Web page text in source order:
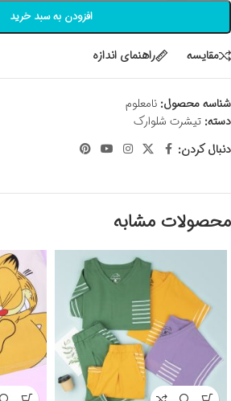
افزودن به سبد خرید
مقايسه راهنمای اندازه
شناسه محصول: نامعلوم
دسته: تیشرت شلوارک
دنبال کردن:
محصولات مشابه